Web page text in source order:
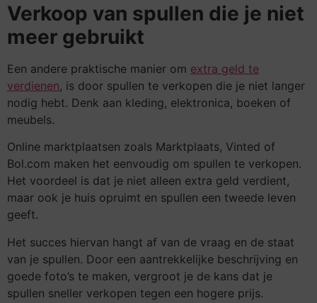
Verkoop van spullen die je niet
meer gebruikt
Een andere praktische manier om extra geld te
verdienen, is door spullen te verkopen die je niet langer
nodig hebt. Denk aan kleding, elektronica, boeken of
meubels.
Online marktplaatsen zoals Marktplaats, Vinted of
Bol.com maken het eenvoudig om spullen te verkopen.
Het voordeel is dat je niet alleen extra geld verdient,
maar ook je huis opruimt en spullen een tweede leven
geeft.
Het succes hiervan hangt af van de vraag en de staat
van je spullen. Door een aantrekkelijke beschrijving en
goede foto’s te maken, vergroot je de kans dat je
spullen sneller verkopen tegen een hogere prijs.